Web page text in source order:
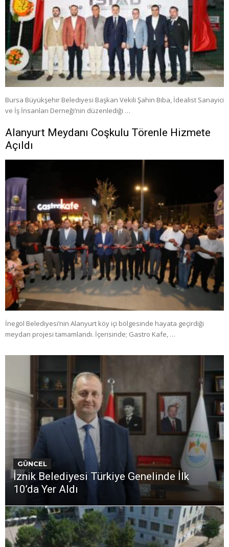
Bursa Büyükşehir Belediyesi Başkan Vekili Şahin Biba, İdealist Sanayici
ve İş İnsanları Derneği’nin düzenlediği …
Alanyurt Meydanı Coşkulu Törenle Hizmete
Açıldı
İnegöl Belediyesi’nin Alanyurt köy içi bölgesinde hayata geçirdiği
meydan projesi tamamlandı. İçerisinde; Gastro Kafe, …
GÜNCEL
İznik Belediyesi Türkiye Genelinde İlk
10’da Yer Aldı